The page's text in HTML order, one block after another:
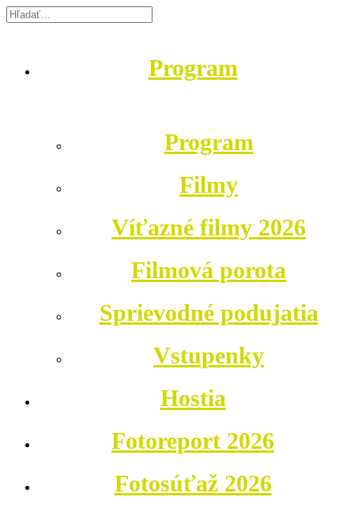
Program
Program
Filmy
Víťazné filmy 2026
Filmová porota
Sprievodné podujatia
Vstupenky
Hostia
Fotoreport 2026
Fotosúťaž 2026